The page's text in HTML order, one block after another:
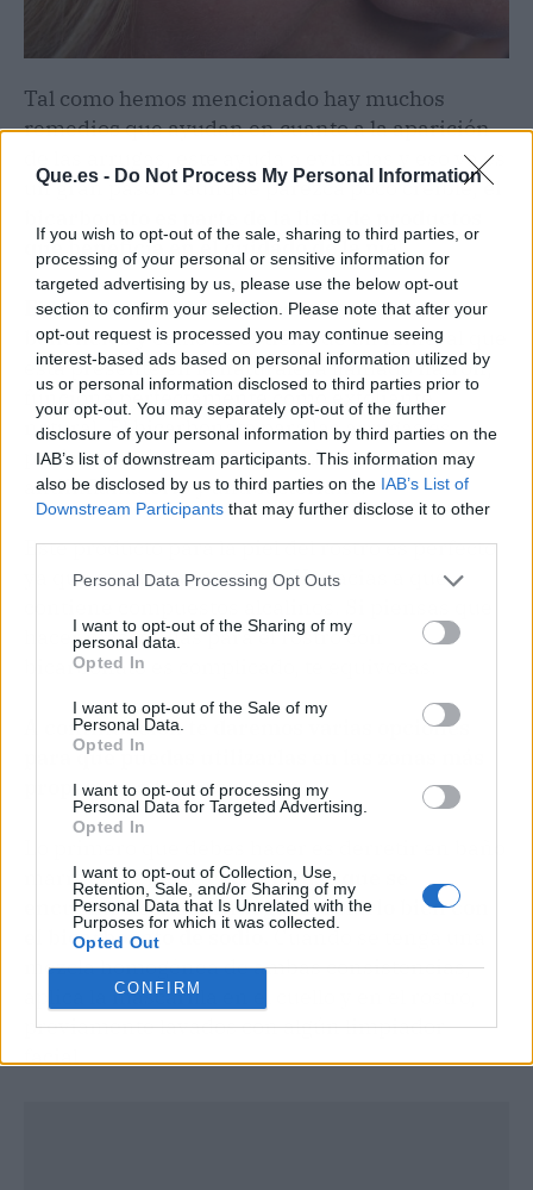
Que.es - Do Not Process My Personal Information
If you wish to opt-out of the sale, sharing to third parties, or
processing of your personal or sensitive information for
targeted advertising by us, please use the below opt-out
section to confirm your selection. Please note that after your
opt-out request is processed you may continue seeing
interest-based ads based on personal information utilized by
us or personal information disclosed to third parties prior to
your opt-out. You may separately opt-out of the further
disclosure of your personal information by third parties on the
IAB’s list of downstream participants. This information may
also be disclosed by us to third parties on the IAB’s List of
Downstream Participants that may further disclose it to other
Personal Data Processing Opt Outs
I want to opt-out of the Sharing of my
personal data.
Opted In
I want to opt-out of the Sale of my
Personal Data.
Opted In
I want to opt-out of processing my
Personal Data for Targeted Advertising.
Opted In
I want to opt-out of Collection, Use,
Retention, Sale, and/or Sharing of my
Personal Data that Is Unrelated with the
Purposes for which it was collected.
Opted Out
CONFIRM
Tal como hemos mencionado hay muchos
remedios que ayudan en cuanto a la aparición
de las arrugas, este ayuda a evitarlas y eso ya es
un gran paso. Y aunque parezca poco creíble,el
que beneficia en el cuidado de la piel.
El bicarbonato de sodio posee muchos
beneficios y como se obtiene de un mineral que
está presente en la naturaleza llamado natrón,
funciona perfectamente como exfoliante
natural. El bicarbonato para las arrugas es
perfecto y además es un producto
antiinflamatorio y antibacteriano.
Este producto para la piel del rostro es perfecto
ya que ayuda a regular el pH gracias a que
hacer mascarillas para el rostro con
bicarbonato es complicado, te equivocas.
A continuación te daremos varias opciones
para que puedas utilizarlas en las zonas más
propensas a tener arrugas.
maría el aceite decoco en caso que se
encuentre sólido. Y luego mezclarlo bien con
el bicarbonato de sodio. Cuando se tenga una
mezcla homogénea de ambas consistencias,
aplica la mascarilla en el cuello y en el rostro,
previamente lavados con algún limpiador
facial.